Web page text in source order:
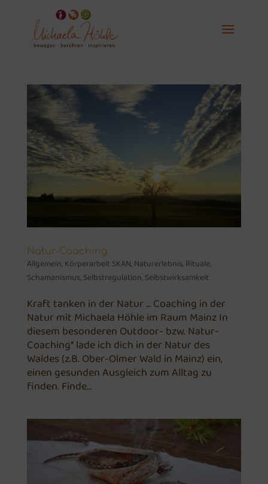
Natur-Coaching
Allgemein,Körperarbeit SKAN,Naturerlebnis,Rituale,
Schamanismus,Selbstregulation,Selbstwirksamkeit
Kraft tanken in der Natur … Coaching in der
Natur mit Michaela Höhle im Raum Mainz In
diesem besonderen Outdoor- bzw. Natur-
Coaching* lade ich dich in der Natur des
Waldes (z.B. Ober-Olmer Wald in Mainz) ein,
einen gesunden Ausgleich zum Alltag zu
finden. Finde...